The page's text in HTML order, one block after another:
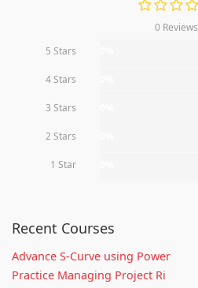
0 Reviews
5 Stars
4 Stars
3 Stars
2 Stars
1 Star
Recent Courses
Advance S-Curve using Power
Practice Managing Project Ri